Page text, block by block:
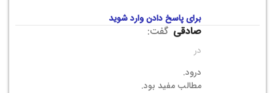
برای پاسخ دادن وارد شوید
صادقی گفت:
در
درود.
مطالب مفید بود.